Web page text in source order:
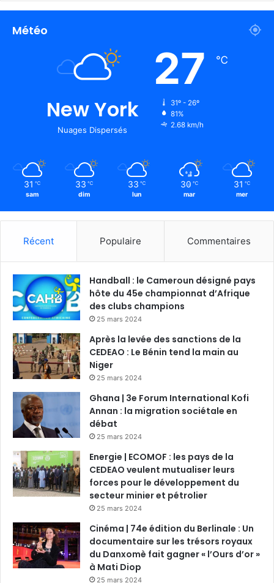
Météo
New York
Nuages Dispersés
27 ℃
31º - 26º
81%
2.68 km/h
31 ℃
sam
33 ℃
dim
33 ℃
lun
30 ℃
mar
31 ℃
mer
Récent Populaire Commentaires
Handball : le Cameroun désigné pays
hôte du 45e championnat d’Afrique
des clubs champions
25 mars 2024
Après la levée des sanctions de la
CEDEAO : Le Bénin tend la main au
Niger
25 mars 2024
Ghana | 3e Forum International Kofi
Annan : la migration sociétale en
débat
25 mars 2024
Energie | ECOMOF : les pays de la
CEDEAO veulent mutualiser leurs
forces pour le développement du
secteur minier et pétrolier
25 mars 2024
Cinéma | 74e édition du Berlinale : Un
documentaire sur les trésors royaux
du Danxomè fait gagner « l’Ours d’or »
à Mati Diop
25 mars 2024